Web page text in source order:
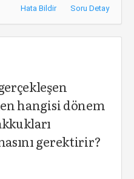
Hata Bildir Soru Detay
hangisi dönem
gerektirir?